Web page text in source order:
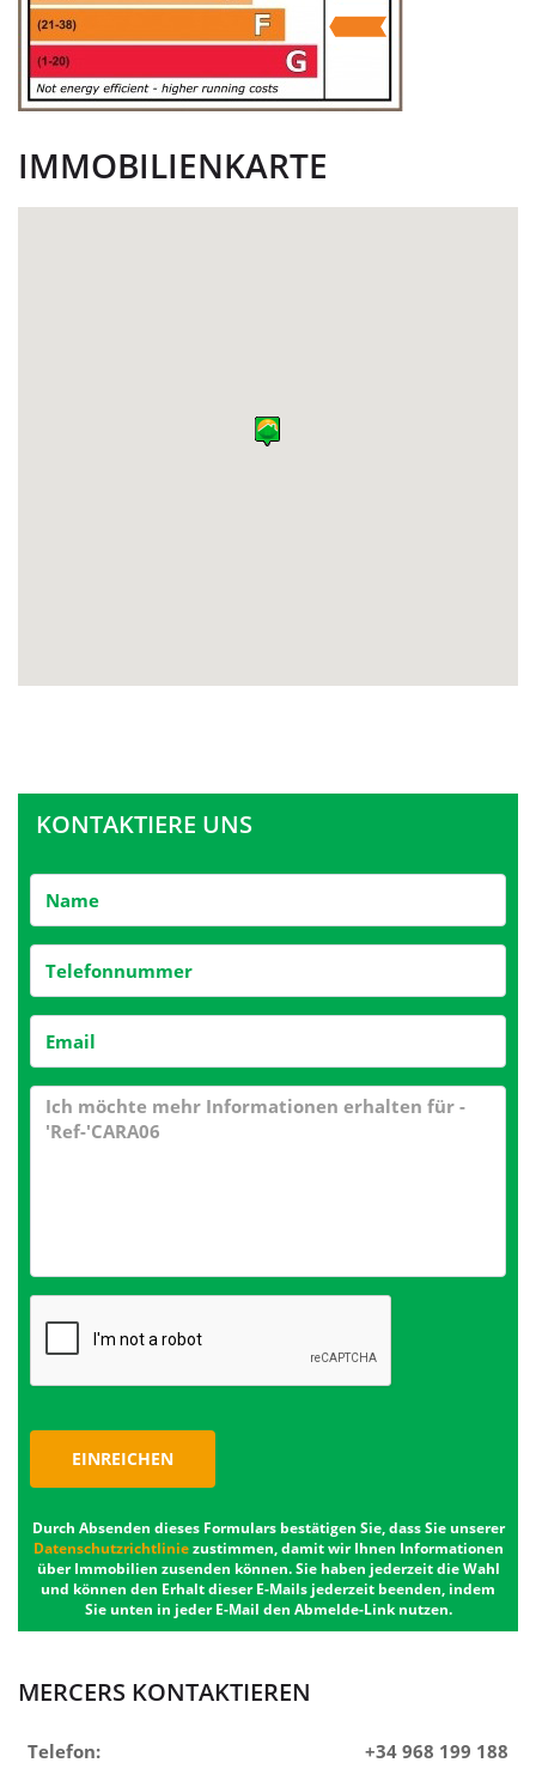
IMMOBILIENKARTE
KONTAKTIERE UNS
EINREICHEN
Durch Absenden dieses Formulars bestätigen Sie, dass Sie unserer
Datenschutzrichtliniezustimmen, damit wir Ihnen Informationen
über Immobilien zusenden können. Sie haben jederzeit die Wahl
und können den Erhalt dieser E-Mails jederzeit beenden, indem
Sie unten in jeder E-Mail den Abmelde-Link nutzen.
MERCERS KONTAKTIEREN
Telefon:
+34 968 199 188